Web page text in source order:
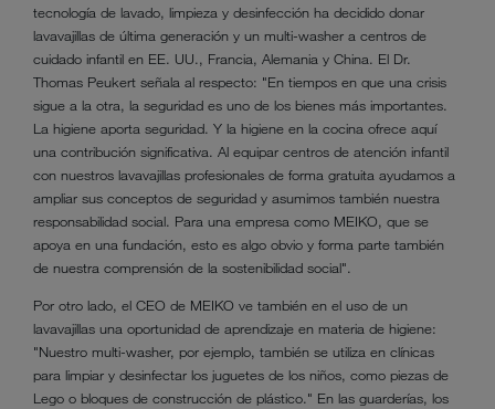
tecnología de lavado, limpieza y desinfección ha decidido donar
lavavajillas de última generación y un multi-washer a centros de
cuidado infantil en EE. UU., Francia, Alemania y China. El Dr.
Thomas Peukert señala al respecto: "En tiempos en que una crisis
sigue a la otra, la seguridad es uno de los bienes más importantes.
La higiene aporta seguridad. Y la higiene en la cocina ofrece aquí
una contribución significativa. Al equipar centros de atención infantil
con nuestros lavavajillas profesionales de forma gratuita ayudamos a
ampliar sus conceptos de seguridad y asumimos también nuestra
responsabilidad social. Para una empresa como MEIKO, que se
apoya en una fundación, esto es algo obvio y forma parte también
de nuestra comprensión de la sostenibilidad social".
Por otro lado, el CEO de MEIKO ve también en el uso de un
lavavajillas una oportunidad de aprendizaje en materia de higiene:
"Nuestro multi-washer, por ejemplo, también se utiliza en clínicas
para limpiar y desinfectar los juguetes de los niños, como piezas de
Lego o bloques de construcción de plástico." En las guarderías, los